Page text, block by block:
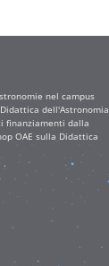
nel campus
dell'Astronomia
finanziamenti dalla
OAE sulla Didattica